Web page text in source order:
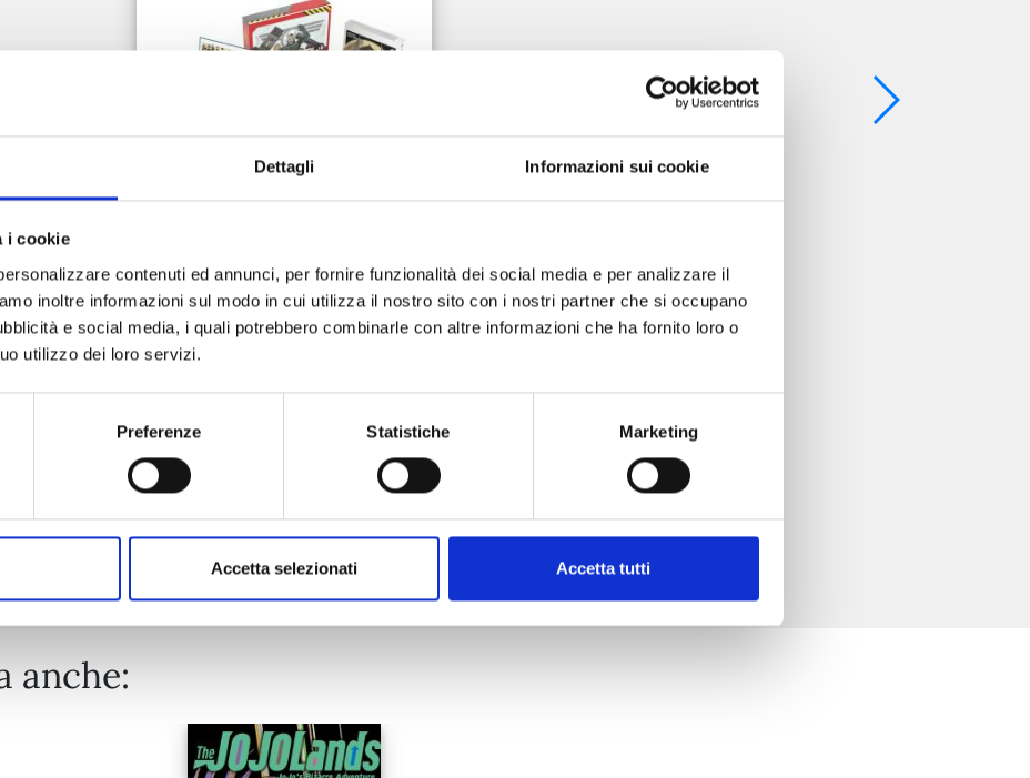
Dettagli Informazioni sui cookie
i cookie
contenuti ed annunci, per fornire funzionalità dei social media e per analizzare il
inoltre informazioni sul modo in cui utilizza il nostro sito con i nostri partner che si occupano
e social media, i quali potrebbero combinarle con altre informazioni che ha fornito loro o
utilizzo dei loro servizi.
Preferenze Statistiche Marketing
Accetta selezionati Accetta tutti
KAIJU No. 8 n. 16
CELEBRATION EDITION
Mostra tutto
anche: